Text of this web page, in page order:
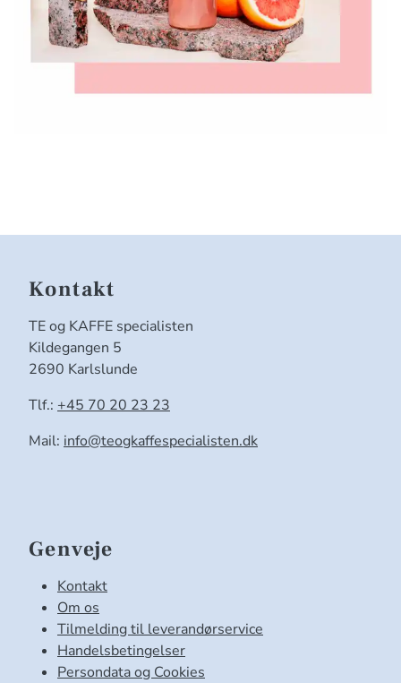
Kontakt
TE og KAFFE specialisten
Kildegangen 5
2690 Karlslunde
Tlf.: +45 70 20 23 23
Mail: info@teogkaffespecialisten.dk
Genveje
Kontakt
Om os
Tilmelding til leverandørservice
Handelsbetingelser
Persondata og Cookies